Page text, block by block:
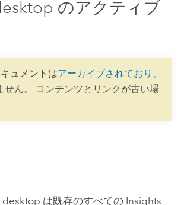
のアクティブ
ュメントはアーカイブされており 、
せん。 コンテンツとリンクが古い場
desktop は既存のすべての Insights